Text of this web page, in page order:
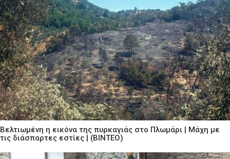
Βελτιωμένη η εικόνα της πυρκαγιάς στο Πλωμάρι | Μάχη με
τις διάσπαρτες εστίες | (ΒΙΝΤΕΟ)